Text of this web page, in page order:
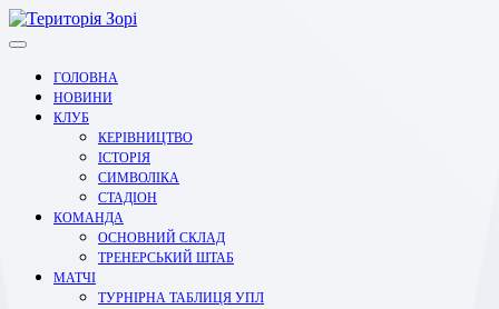
Перейти
до
ГОЛОВНА
НОВИНИ
КЛУБ
КЕРІВНИЦТВО
ІСТОРІЯ
СИМВОЛІКА
СТАДІОН
КОМАНДА
ОСНОВНИЙ СКЛАД
ТРЕНЕРСЬКИЙ ШТАБ
МАТЧІ
ТУРНІРНА ТАБЛИЦЯ УПЛ